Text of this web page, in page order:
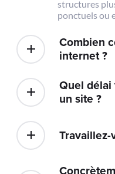
Combien
internet ?
Quel délai
Travaillez-